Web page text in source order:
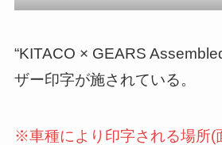
“KITACO × GEARS
ザー印字が施されている。
※車種により印字される場所(